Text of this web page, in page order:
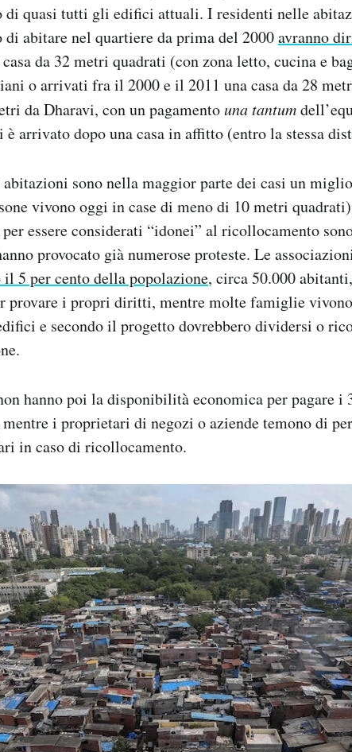
di quasi tutti gli edifici attuali. I residenti nelle
abitare nel quartiere da prima del 2000avranno
casa da 32 metri quadrati (con zona letto, cucina e
o arrivati fra il 2000 e il 2011 una casa da 28
da Dharavi, con un pagamentouna tantum
arrivato dopo una casa in affitto (entro la stessa
sono nella maggior parte dei casi un
vivono oggi in case di meno di 10 metri
essere considerati “idonei” al ricollocamento
provocato già numerose proteste. Le
il 5 per cento della popolazione, circa 50.000
provare i propri diritti, mentre molte famiglie
e secondo il progetto dovrebbero dividersi o
hanno poi la disponibilità economica per pagare i
i proprietari di negozi o aziende temono di
in caso di ricollocamento.